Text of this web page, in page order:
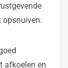
opsnuiven.
afkoelen en